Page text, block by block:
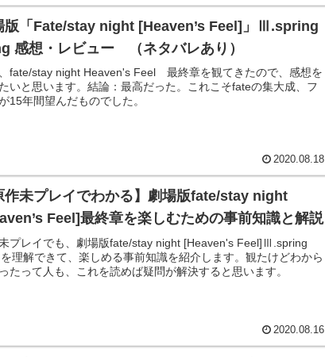
版「Fate/stay night [Heaven’s Feel]」Ⅲ.spring
感想・レビュー （ネタバレあり）
fate/stay night Heaven's Feel 最終章を観てきたので、感想を
いと思います。結論：最高だった。これこそfateの集大成、フ
15年間望んだものでした。
2020.08.18
作未プレイでわかる】劇場版fate/stay night
Feel]最終章を楽しむための事前知識と解説
プレイでも、劇場版fate/stay night [Heaven's Feel]Ⅲ.spring
理解できて、楽しめる事前知識を紹介します。観たけどわから
たって人も、これを読めば疑問が解決すると思います。
2020.08.16